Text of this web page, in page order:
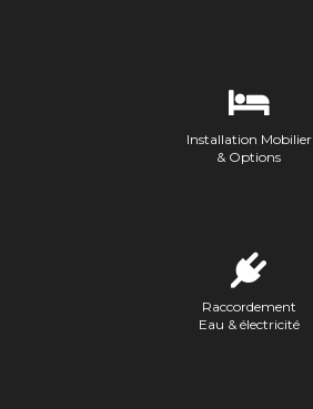
Installation Mobilier
& Options
Raccordement
Eau & électricité